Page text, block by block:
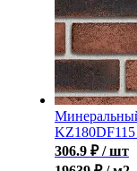
306.9 ₽ / шт